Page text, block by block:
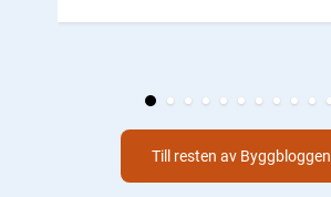
Till resten av Byggbloggen